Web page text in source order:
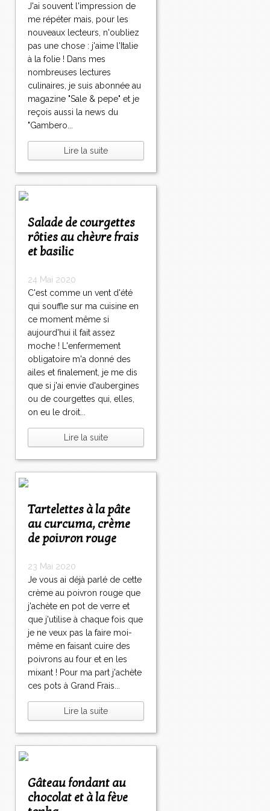
J'ai souvent l'impression de
me répéter mais, pour les
nouveaux lecteurs, n'oubliez
pas une chose : j'aime l'Italie
à la folie ! Dans mes
nombreuses lectures
culinaires, je suis abonnée au
magazine "Sale & pepe" et je
reçois aussi la news du
"Gambero...
Lire la suite
Salade de courgettes
rôties au chèvre frais
et basilic
24 Mai 2020
C'est comme un vent d'été
qui souffle sur ma cuisine en
ce moment même si
aujourd'hui il fait assez
moche ! L'enfermement
obligatoire m'a donné des
ailes et finalement, je me dis
que si j'ai envie d'aubergines
ou de courgettes qui, elles,
on eu le droit...
Lire la suite
Tartelettes à la pâte
au curcuma, crème
de poivron rouge
23 Mai 2020
Je vous ai déjà parlé de cette
crème au poivron rouge que
j'achète en pot de verre et
que j'utilise à chaque fois que
je ne veux pas la faire moi-
même en faisant cuire des
poivrons au four et en les
mixant ! Pour ma part j'achète
ces pots à Grand Frais...
Lire la suite
Gâteau fondant au
chocolat et à la fève